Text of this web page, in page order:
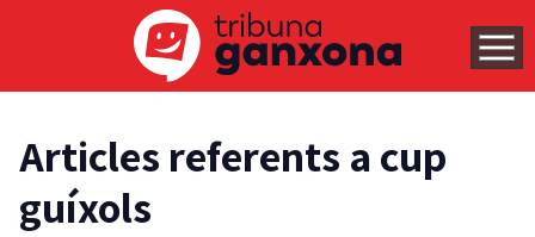
Articles referents a cup
guíxols